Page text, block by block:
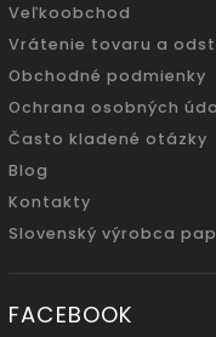
Veľkoobchod
Vrátenie tovaru a
Obchodné podmienky
Ochrana osobných
Často kladené otázky
Blog
Kontakty
Slovenský výrobca
FACEBOOK